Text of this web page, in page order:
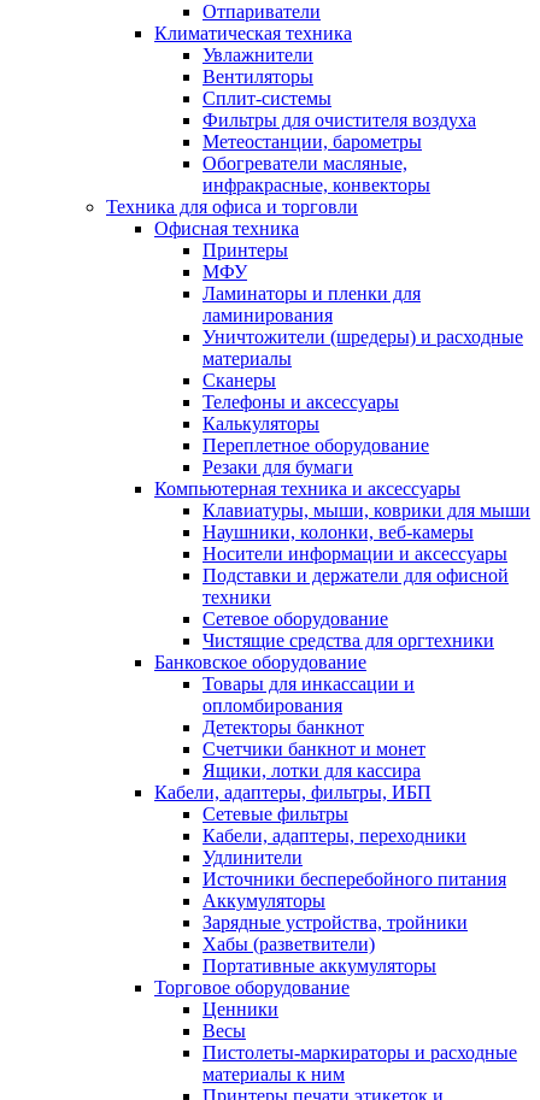
Отпариватели
Климатическая техника
Увлажнители
Вентиляторы
Сплит-системы
Фильтры для очистителя воздуха
Метеостанции, барометры
Обогреватели масляные,
инфракрасные, конвекторы
Техника для офиса и торговли
Офисная техника
Принтеры
МФУ
Ламинаторы и пленки для
ламинирования
Уничтожители (шредеры) и расходные
материалы
Сканеры
Телефоны и аксессуары
Калькуляторы
Переплетное оборудование
Резаки для бумаги
Компьютерная техника и аксессуары
Клавиатуры, мыши, коврики для мыши
Наушники, колонки, веб-камеры
Носители информации и аксессуары
Подставки и держатели для офисной
техники
Сетевое оборудование
Чистящие средства для оргтехники
Банковское оборудование
Товары для инкассации и
опломбирования
Детекторы банкнот
Счетчики банкнот и монет
Ящики, лотки для кассира
Кабели, адаптеры, фильтры, ИБП
Сетевые фильтры
Кабели, адаптеры, переходники
Удлинители
Источники бесперебойного питания
Аккумуляторы
Зарядные устройства, тройники
Хабы (разветвители)
Портативные аккумуляторы
Торговое оборудование
Ценники
Весы
Пистолеты-маркираторы и расходные
материалы к ним